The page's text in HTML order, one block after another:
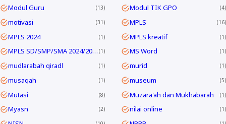
Modul Guru 13 Modul TIK GPO 4
motivasi 31 MPLS 16
MPLS 2024 1 MPLS kreatif 1
MPLS SD/SMP/SMA 2024/2025 1 MS Word 1
mudlarabah qiradl 1 murid 1
musaqah 1 museum 5
Mutasi 8 Muzara'ah dan Mukhabarah 1
Myasn 2 nilai online 1